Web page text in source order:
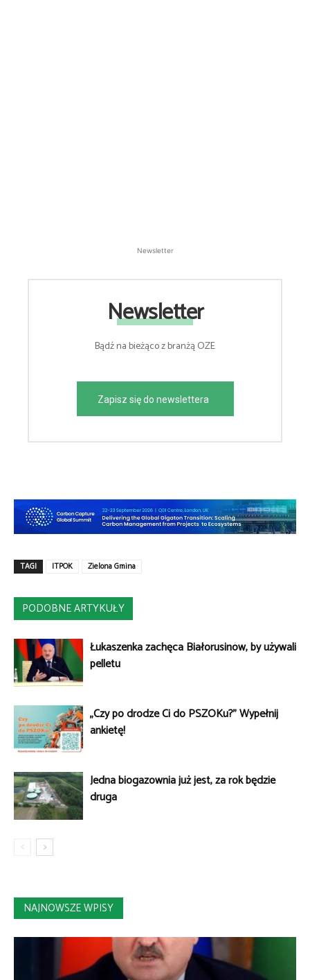
Newsletter
Newsletter
Bądź na bieżąco z branżą OZE
Zapisz się do newslettera
TAGI ITPOK Zielona Gmina
PODOBNE ARTYKUŁY
Łukaszenka zachęca Białorusinów, by używali
pelletu
„Czy po drodze Ci do PSZOKu?” Wypełnij
ankietę!
Jedna biogazownia już jest, za rok będzie
druga
NAJNOWSZE WPISY